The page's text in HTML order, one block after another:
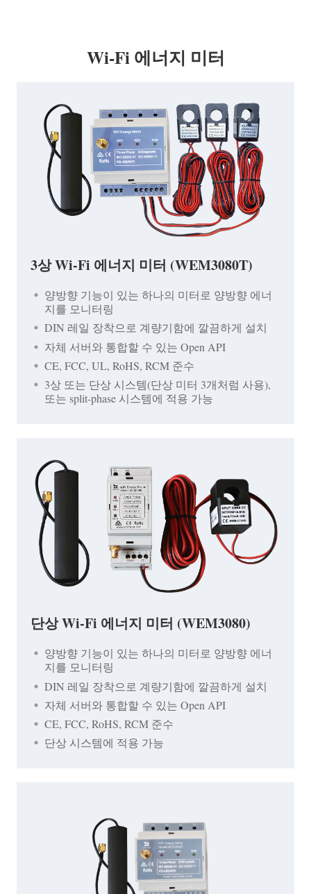
Wi-Fi 에너지 미터
3상 Wi-Fi 에너지 미터 (WEM3080T)
양방향 기능이 있는 하나의 미터로 양방향 에너
지를 모니터링
DIN 레일 장착으로 계량기함에 깔끔하게 설치
자체 서버와 통합할 수 있는 Open API
CE, FCC, UL, RoHS, RCM 준수
3상 또는 단상 시스템(단상 미터 3개처럼 사용),
또는 split-phase 시스템에 적용 가능
단상 Wi-Fi 에너지 미터 (WEM3080)
양방향 기능이 있는 하나의 미터로 양방향 에너
지를 모니터링
DIN 레일 장착으로 계량기함에 깔끔하게 설치
자체 서버와 통합할 수 있는 Open API
CE, FCC, RoHS, RCM 준수
단상 시스템에 적용 가능